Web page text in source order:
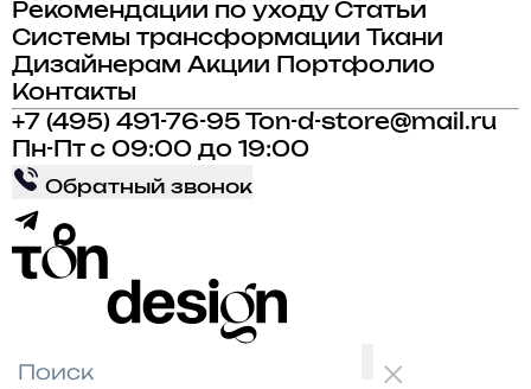
Рекомендации по уходу Статьи
Системы трансформации
Ткани
Дизайнерам Акции
Портфолио
Контакты
+7 (495) 491-76-95
Ton-d-store@mail.ru
Пн-Пт с 09:00 до 19:00
Обратный звонок